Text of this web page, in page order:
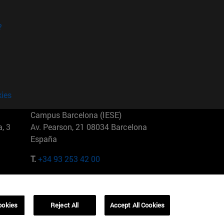
3
Campus Barcelona (IESE)
Av. Pearson, 21 08034 Barcelona
España
T.+34 93 253 42 00
01321001 Bela Vista Brasil
Reject All Accept All Cookies